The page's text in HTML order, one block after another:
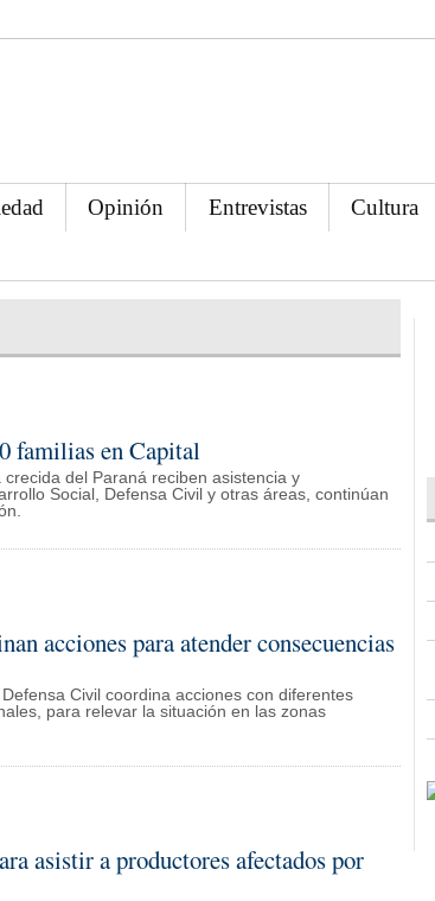
Opinión Entrevistas Cultura
familias en Capital
del Paraná reciben asistencia y
Social, Defensa Civil y otras áreas, continúan
acciones para atender consecuencias
Civil coordina acciones con diferentes
para relevar la situación en las zonas
asistir a productores afectados por